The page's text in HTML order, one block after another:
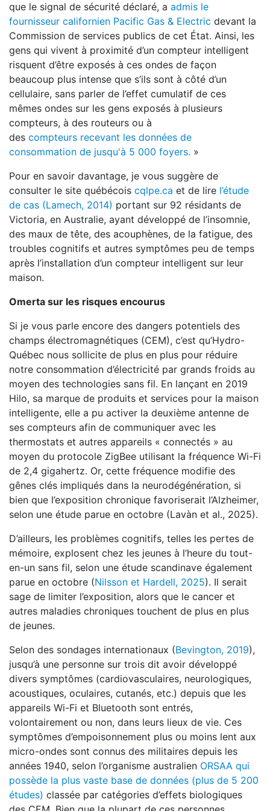
que le signal de sécurité déclaré, a admis le
fournisseur californien Pacific Gas & Electric devant la
Commission de services publics de cet État. Ainsi, les
gens qui vivent à proximité d’un compteur intelligent
risquent d’être exposés à ces ondes de façon
beaucoup plus intense que s’ils sont à côté d’un
cellulaire, sans parler de l’effet cumulatif de ces
mêmes ondes sur les gens exposés à plusieurs
compteurs, à des routeurs ou à
des compteurs recevant les données de
consommation de jusqu'à 5 000 foyers. »
Pour en savoir davantage, je vous suggère de
consulter le site québécois cqlpe.ca et de lire l’étude
de cas (Lamech, 2014) portant sur 92 résidants de
Victoria, en Australie, ayant développé de l’insomnie,
des maux de tête, des acouphènes, de la fatigue, des
troubles cognitifs et autres symptômes peu de temps
après l’installation d’un compteur intelligent sur leur
maison.
Omerta sur les risques encourus
Si je vous parle encore des dangers potentiels des
champs électromagnétiques (CEM), c’est qu’Hydro-
Québec nous sollicite de plus en plus pour réduire
notre consommation d’électricité par grands froids au
moyen des technologies sans fil. En lançant en 2019
Hilo, sa marque de produits et services pour la maison
intelligente, elle a pu activer la deuxième antenne de
ses compteurs afin de communiquer avec les
thermostats et autres appareils « connectés » au
moyen du protocole ZigBee utilisant la fréquence Wi-Fi
de 2,4 gigahertz. Or, cette fréquence modifie des
gênes clés impliqués dans la neurodégénération, si
bien que l’exposition chronique favoriserait l’Alzheimer,
selon une étude parue en octobre (Lavàn et al., 2025).
D’ailleurs, les problèmes cognitifs, telles les pertes de
mémoire, explosent chez les jeunes à l’heure du tout-
en-un sans fil, selon une étude scandinave également
parue en octobre (Nilsson et Hardell, 2025). Il serait
sage de limiter l’exposition, alors que le cancer et
autres maladies chroniques touchent de plus en plus
de jeunes.
Selon des sondages internationaux (Bevington, 2019),
jusqu’à une personne sur trois dit avoir développé
divers symptômes (cardiovasculaires, neurologiques,
acoustiques, oculaires, cutanés, etc.) depuis que les
appareils Wi-Fi et Bluetooth sont entrés,
volontairement ou non, dans leurs lieux de vie. Ces
symptômes d’empoisonnement plus ou moins lent aux
micro-ondes sont connus des militaires depuis les
années 1940, selon l’organisme australien ORSAA qui
possède la plus vaste base de données (plus de 5 200
études) classée par catégories d’effets biologiques